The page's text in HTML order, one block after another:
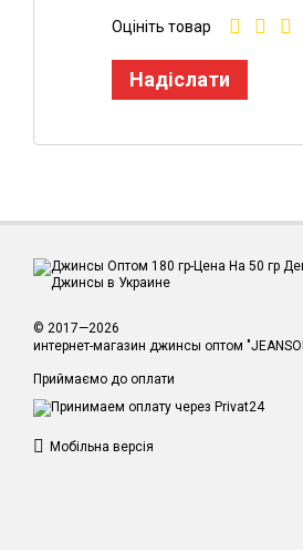
Оцініть товар
Надіслати
© 2017—2026
интернет-магазин джинсы оптом
Приймаємо до оплати
Мобільна версія